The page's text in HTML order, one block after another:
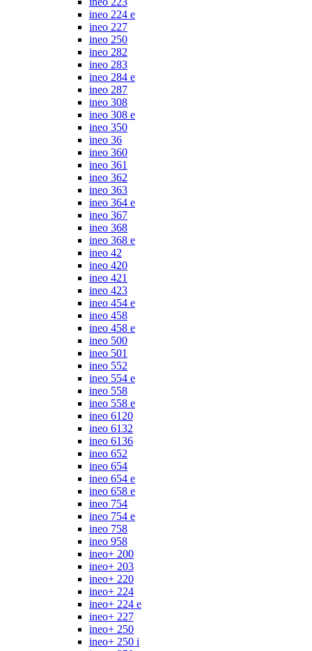
ineo 224 e
ineo 227
ineo 250
ineo 282
ineo 283
ineo 284 e
ineo 287
ineo 308
ineo 308 e
ineo 350
ineo 36
ineo 360
ineo 361
ineo 362
ineo 363
ineo 364 e
ineo 367
ineo 368
ineo 368 e
ineo 42
ineo 420
ineo 421
ineo 423
ineo 454 e
ineo 458
ineo 458 e
ineo 500
ineo 501
ineo 552
ineo 554 e
ineo 558
ineo 558 e
ineo 6120
ineo 6132
ineo 6136
ineo 652
ineo 654
ineo 654 e
ineo 658 e
ineo 754
ineo 754 e
ineo 758
ineo 958
ineo+ 200
ineo+ 203
ineo+ 220
ineo+ 224
ineo+ 224 e
ineo+ 227
ineo+ 250
ineo+ 250 i